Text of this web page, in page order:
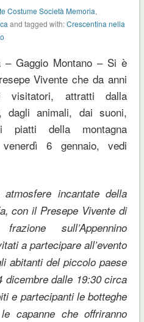
Costume Società Memoria,
and tagged with:Crescentina nella
– Gaggio Montano – Si è
Vivente che da anni
visitatori, attratti dalla
dagli animali, dai suoni,
piatti della montagna
6 gennaio, vedi
incantate della
con il Presepe Vivente di
sull’Appennino
a partecipare all’evento
abitanti del piccolo paese
dalle 19:30 circa
e partecipanti le botteghe
capanne che offriranno